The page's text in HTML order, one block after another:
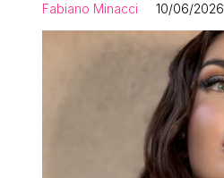
Fabiano Minacci 10/06/2026